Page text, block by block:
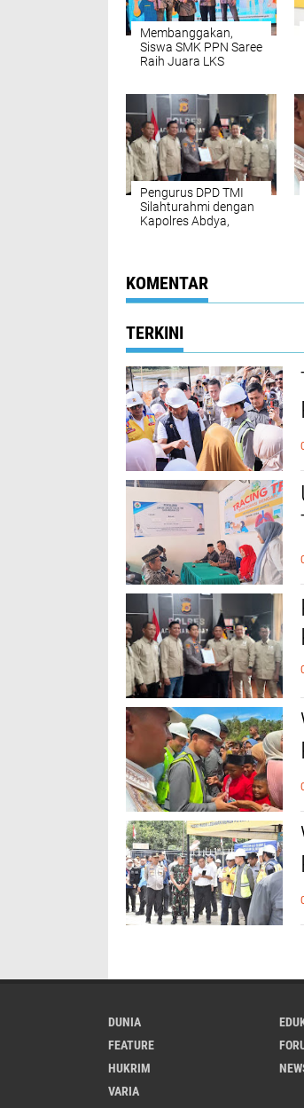
Membanggakan,
Siswa SMK PPN Saree
Raih Juara LKS
Pengurus DPD TMI
Silahturahmi dengan
Kapolres Abdya,
KOMENTAR
TERKINI
DUNIA
FEATURE
HUKRIM
VARIA